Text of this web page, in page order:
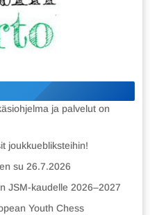
ja palvelut on
joukkuebliksteihin!
su 26.7.2026
JSM-kaudelle 2026–2027
Youth Chess